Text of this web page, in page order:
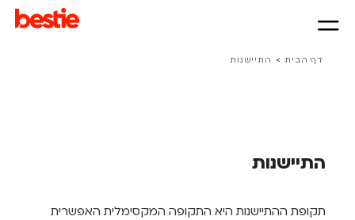
דף הבית > התיישנות
התיישנות
תקופת ההתיישנות היא התקופה המקסימלית האפשרית